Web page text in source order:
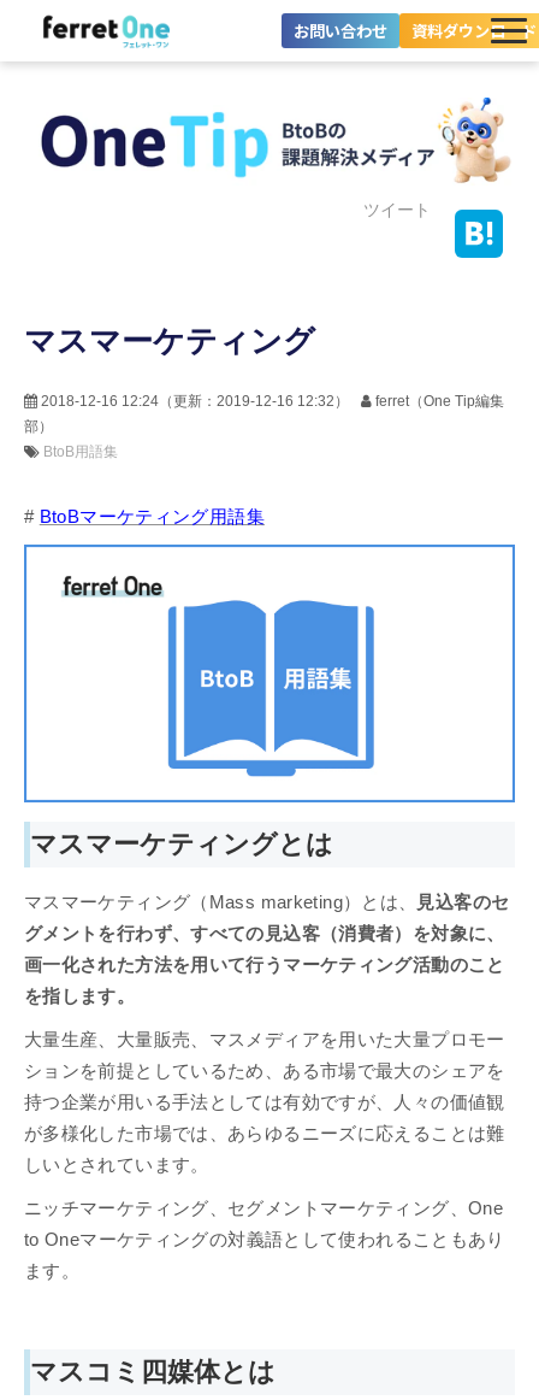
お問い合わせ 資料ダウンロード
ツール・機能一覧
料金プラン
ツイート
マスマーケティング
2018-12-16 12:24 （更新： 2019-12-16 12:32 ）
ferret（One Tip編集
部）
BtoB用語集
# BtoBマーケティング用語集
マスマーケティングとは
マスマーケティング（Mass marketing）とは、
見込客のセ
グメントを行わず、すべての見込客（消費者）を対象に、
画一化された方法を用いて行うマーケティング活動のこと
を指します。
大量生産、大量販売、マスメディアを用いた大量プロモー
ションを前提としているため、ある市場で最大のシェアを
持つ企業が用いる手法としては有効ですが、人々の価値観
が多様化した市場では、あらゆるニーズに応えることは難
しいとされています。
ニッチマーケティング、セグメントマーケティング、One
to Oneマーケティングの対義語として使われることもあり
ます。
マスコミ四媒体とは